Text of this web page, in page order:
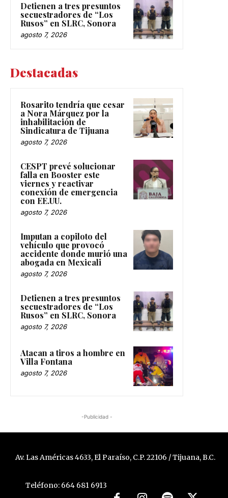
Detienen a tres presuntos
secuestradores de “Los
Rusos” en SLRC, Sonora
agosto 7, 2026
Destacadas
Rosarito tendría que cesar
a Nora Márquez por la
inhabilitación de
Sindicatura de Tijuana
agosto 7, 2026
CESPT prevé solucionar
falla en Booster este
viernes y reactivar
conexión de emergencia
con EE.UU.
agosto 7, 2026
Imputan a copiloto del
vehículo que provocó
accidente donde murió una
abogada en Mexicali
agosto 7, 2026
Detienen a tres presuntos
secuestradores de “Los
Rusos” en SLRC, Sonora
agosto 7, 2026
Atacan a tiros a hombre en
Villa Fontana
agosto 7, 2026
-Publicidad -
Av. Las Américas 4633, El Paraíso, C.P. 22106 / Tijuana, B.C.
Teléfono: 664 681 6913